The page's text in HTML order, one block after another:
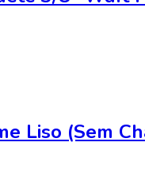
Liso (Sem